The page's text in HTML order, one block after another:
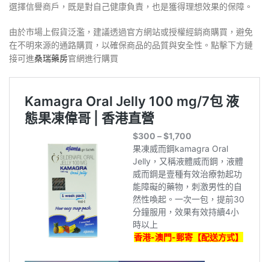
選擇信譽商戶，既是對自己健康負責，也是獲得理想效果的保障。
由於市場上假貨泛濫，建議透過官方網站或授權經銷商購買，避免
在不明來源的通路購買，以確保商品的品質與安全性。點擊下方鏈
接可進桑瑞藥房官網進行購買